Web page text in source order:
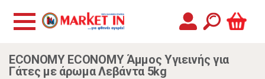
ECONOMY ECONOMY Άμμος Υγιεινής για
Γάτες με άρωμα Λεβάντα 5kg